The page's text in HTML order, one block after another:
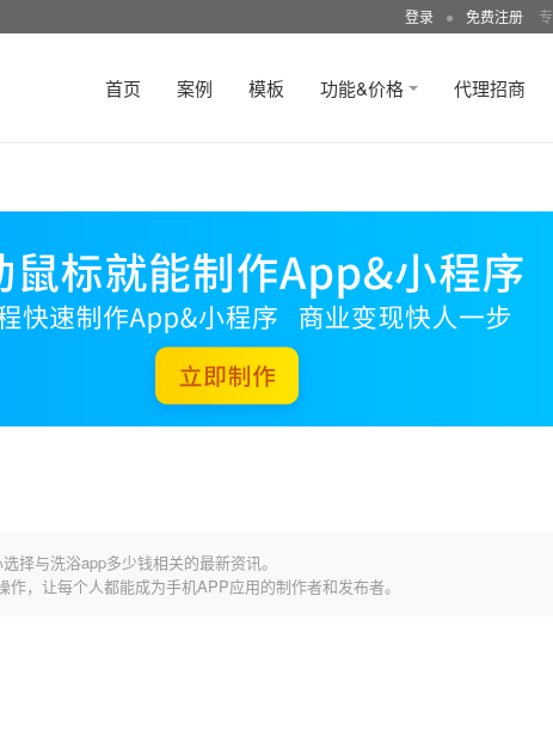
登录 ● 免费注册
首页 案例 模板 功能&价格 代理招商
择与洗浴app多少钱相关的最新资讯。
，让每个人都能成为手机APP应用的制作者和发布者。